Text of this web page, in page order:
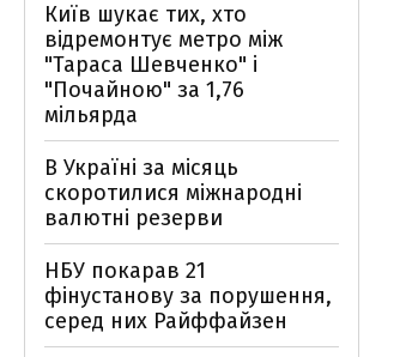
Київ шукає тих, хто
відремонтує метро між
"Тараса Шевченко" і
"Почайною" за 1,76
мільярда
В Україні за місяць
скоротилися міжнародні
валютні резерви
НБУ покарав 21
фінустанову за порушення,
серед них Райффайзен